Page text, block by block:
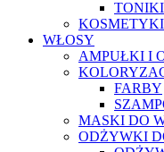
TONIKI
WŁOSY
AMPUŁKI I
FARBY
MASKI DO
ODŻYWKI